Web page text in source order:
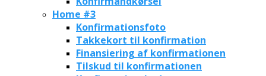
Home #3
Konfirmationsfoto
Takkekort til konfirmation
Finansiering af konfirmationen
Tilskud til konfirmationen